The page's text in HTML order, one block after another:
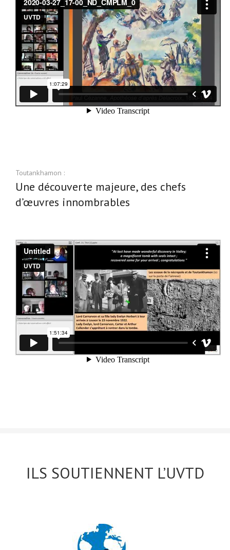
Toutankhamon :
Une découverte majeure, des chefs
d’œuvres innombrables
ILS SOUTIENNENT L’UVTD